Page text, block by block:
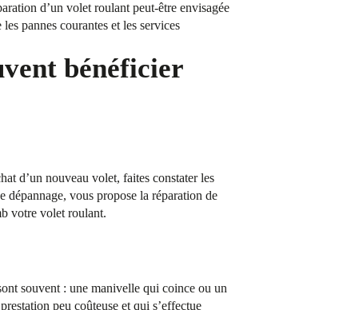
d’un volet roulant peut-être envisagée
pannes courantes et les services
bénéficier
d’un nouveau volet, faites constater les
dépannage, vous propose la réparation de
votre volet roulant.
souvent : une manivelle qui coince ou un
peu coûteuse et qui s’effectue